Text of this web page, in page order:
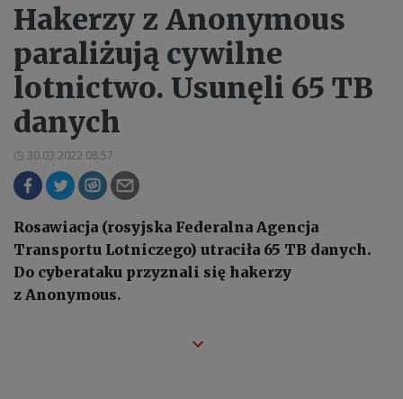
Hakerzy z Anonymous
paraliżują cywilne
lotnictwo. Usunęli 65 TB
danych
30.03.2022 08:57
Rosawiacja (rosyjska Federalna Agencja
Transportu Lotniczego) utraciła 65 TB danych.
Do cyberataku przyznali się hakerzy
z Anonymous.